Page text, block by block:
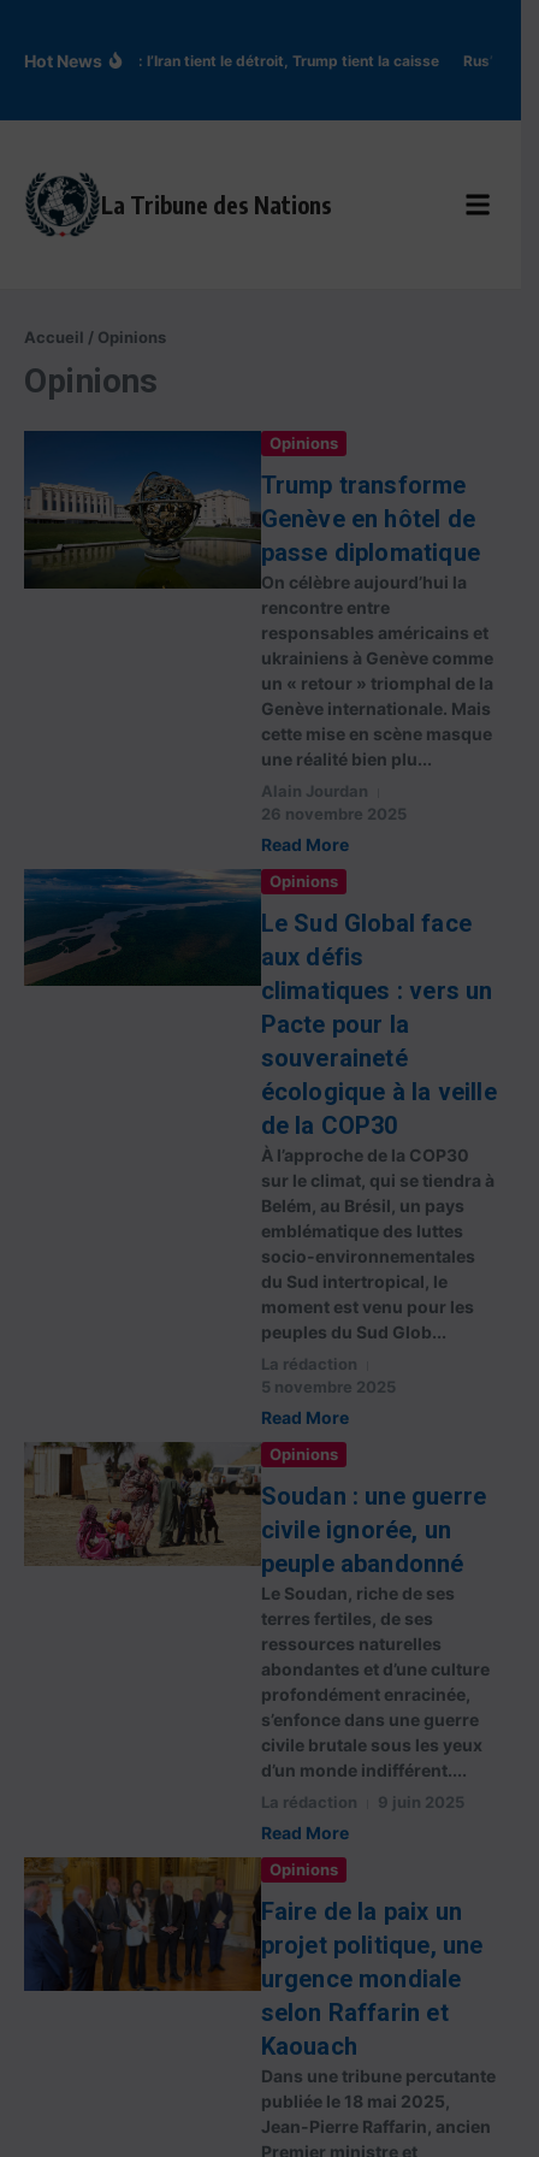
Hot NewsOrmuz : l’Iran tient le détroit, Trump tient la caisse Rus’ de
La Tribune des Nations
Accueil / Opinions
Opinions
Opinions
Trump transforme
Genève en hôtel de
passe diplomatique
On célèbre aujourd’hui la
rencontre entre
responsables américains et
ukrainiens à Genève comme
un « retour » triomphal de la
Genève internationale. Mais
cette mise en scène masque
une réalité bien plu...
Alain Jourdan
26 novembre 2025
Read More
Opinions
Le Sud Global face
aux défis
climatiques : vers un
Pacte pour la
souveraineté
écologique à la veille
de la COP30
À l’approche de la COP30
sur le climat, qui se tiendra à
Belém, au Brésil, un pays
emblématique des luttes
socio-environnementales
du Sud intertropical, le
moment est venu pour les
peuples du Sud Glob...
La rédaction
5 novembre 2025
Read More
Opinions
Soudan : une guerre
civile ignorée, un
peuple abandonné
Le Soudan, riche de ses
terres fertiles, de ses
ressources naturelles
abondantes et d’une culture
profondément enracinée,
s’enfonce dans une guerre
civile brutale sous les yeux
d’un monde indifférent....
La rédaction 9 juin 2025
Read More
Opinions
Faire de la paix un
projet politique, une
urgence mondiale
selon Raffarin et
Kaouach
Dans une tribune percutante
publiée le 18 mai 2025,
Jean-Pierre Raffarin, ancien
Premier ministre et